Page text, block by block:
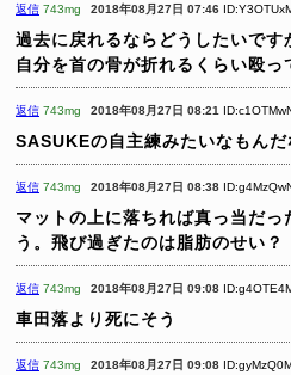
返信 743mg 2018年08月27日 07:46
過去に戻れるならどうしたいです
自分を首の骨が折れるくらい殴っ
返信 743mg 2018年08月27日 08:21
SASUKEの自主練みたいなもんだ
返信 743mg 2018年08月27日 08:38
マットの上に落ちれば真っ当だっ
う。飛び過ぎたのは脂肪のせい？
返信 743mg 2018年08月27日 09:08
車田落より死にそう
返信 743mg 2018年08月27日 09:08